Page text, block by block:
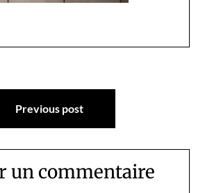
Previous post
un commentaire